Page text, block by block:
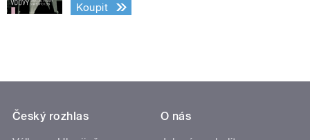
Koupit
Český rozhlas
O nás